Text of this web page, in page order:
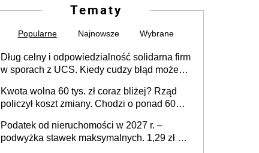
Tematy
Popularne Najnowsze Wybrane
Dług celny i odpowiedzialność solidarna firm
w sporach z UCS. Kiedy cudzy błąd może
Kwota wolna 60 tys. zł coraz bliżej? Rząd
policzył koszt zmiany. Chodzi o ponad 60
Podatek od nieruchomości w 2027 r. –
podwyżka stawek maksymalnych. 1,29 zł za